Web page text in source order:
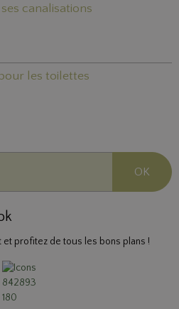
canalisations
les toilettes
OK
profitez de tous les bons plans !